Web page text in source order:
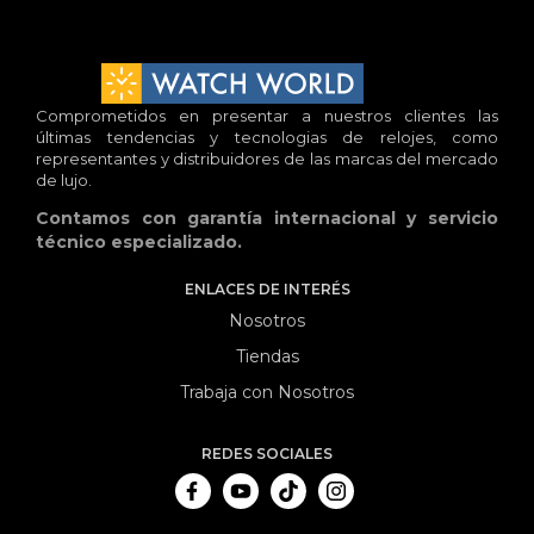
Comprometidos en presentar a nuestros clientes las
últimas tendencias y tecnologias de relojes, como
representantes y distribuidores de las marcas del mercado
de lujo.
Contamos con garantía internacional y servicio
técnico especializado.
ENLACES DE INTERÉS
Nosotros
Tiendas
Trabaja con Nosotros
REDES SOCIALES